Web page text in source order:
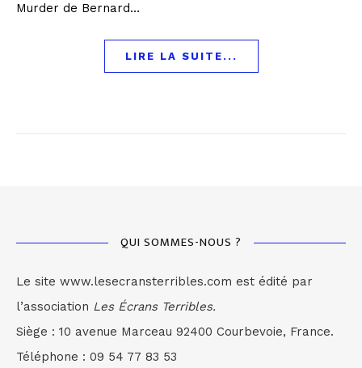
Murder de Bernard…
LIRE LA SUITE...
QUI SOMMES-NOUS ?
Le site www.lesecransterribles.com est édité par
l’association Les Écrans Terribles.
Siège : 10 avenue Marceau 92400 Courbevoie, France.
Téléphone : 09 54 77 83 53